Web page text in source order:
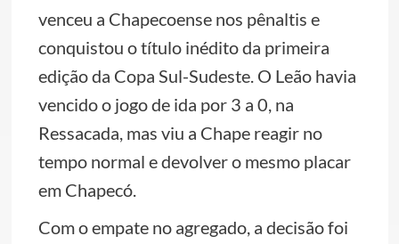
venceu a Chapecoense nos pênaltis e
conquistou o título inédito da primeira
edição da Copa Sul-Sudeste. O Leão havia
vencido o jogo de ida por 3 a 0, na
Ressacada, mas viu a Chape reagir no
tempo normal e devolver o mesmo placar
em Chapecó.
Com o empate no agregado, a decisão foi